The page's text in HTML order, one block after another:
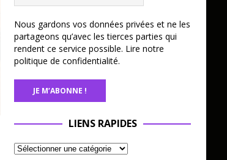
Nous gardons vos données privées et ne les
partageons qu’avec les tierces parties qui
rendent ce service possible. Lire notre
politique de confidentialité.
LIENS RAPIDES